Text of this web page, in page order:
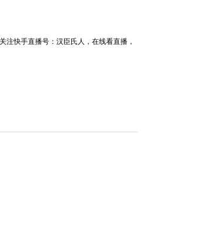
快手直播号：汉臣氏人，在线看直播，